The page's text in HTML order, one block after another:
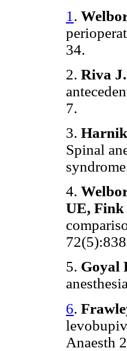
1 .
34.
2. Riva J.
7.
3. Harnik
Spinal
4.
UE, Fink
5. Goyal
6.
Anaesth